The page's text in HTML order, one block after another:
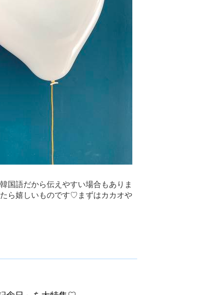
国語だから伝えやすい場合もありま
ら嬉しいものです♡まずはカカオや